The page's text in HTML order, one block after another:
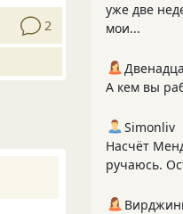
2
уже две
мои...
А кем вы
Simonliv
Насчёт
ручаюсь.